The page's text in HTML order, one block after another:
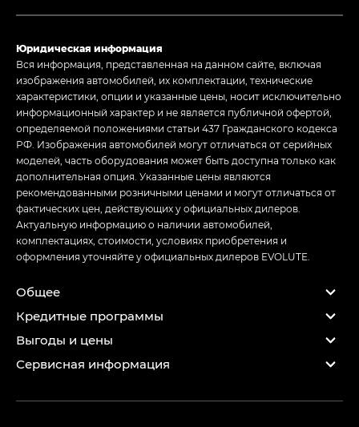
Юридическая информация
Вся информация, представленная на данном сайте, включая
изображения автомобилей, их комплектации, технические
характеристики, опции и указанные цены, носит исключительно
информационный характер и не является публичной офертой,
определяемой положениями статьи 437 Гражданского кодекса
РФ. Изображения автомобилей могут отличаться от серийных
моделей, часть оборудования может быть доступна только как
дополнительная опция. Указанные цены являются
рекомендованными розничными ценами и могут отличаться от
фактических цен, действующих у официальных дилеров.
Актуальную информацию о наличии автомобилей,
комплектациях, стоимости, условиях приобретения и
оформления уточняйте у официальных дилеров EVOLUTE.
Общее
Кредитные программы
Выгоды и цены
Сервисная информация